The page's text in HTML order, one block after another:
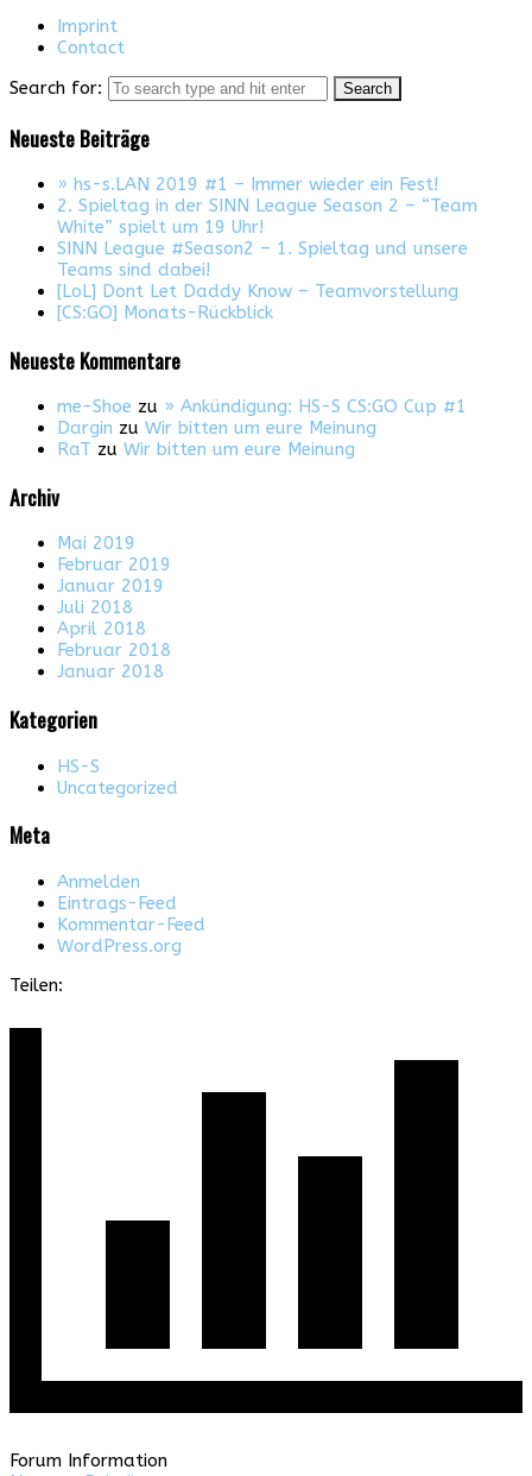
Imprint
Contact
Search for:
Neueste Beiträge
» hs-s.LAN 2019 #1 – Immer wieder ein Fest!
2. Spieltag in der SINN League Season 2 – “Team
White” spielt um 19 Uhr!
SINN League #Season2 – 1. Spieltag und unsere
Teams sind dabei!
[LoL] Dont Let Daddy Know – Teamvorstellung
[CS:GO] Monats-Rückblick
Neueste Kommentare
me-Shoe zu » Ankündigung: HS-S CS:GO Cup #1
Dargin zu Wir bitten um eure Meinung
RaT zu Wir bitten um eure Meinung
Archiv
Mai 2019
Februar 2019
Januar 2019
Juli 2018
April 2018
Februar 2018
Januar 2018
Kategorien
HS-S
Uncategorized
Meta
Anmelden
Eintrags-Feed
Kommentar-Feed
WordPress.org
Teilen:
Forum Information